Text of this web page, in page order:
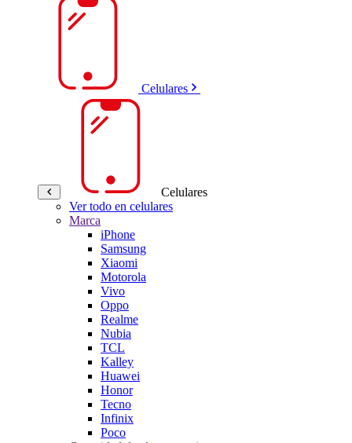
Celulares
Celulares
Ver todo en celulares
Marca
iPhone
Samsung
Xiaomi
Motorola
Vivo
Oppo
Realme
Nubia
TCL
Kalley
Huawei
Honor
Tecno
Infinix
Poco